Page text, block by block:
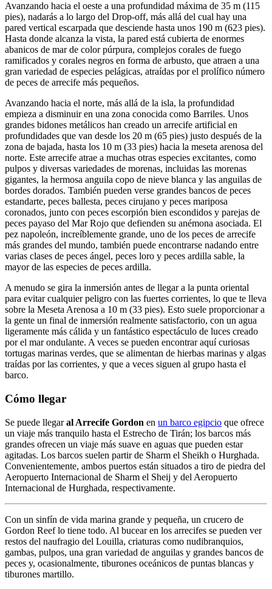
Avanzando hacia el oeste a una profundidad máxima de 35 m (115
pies), nadarás a lo largo del Drop-off, más allá del cual hay una
pared vertical escarpada que desciende hasta unos 190 m (623 pies).
Hasta donde alcanza la vista, la pared está cubierta de enormes
abanicos de mar de color púrpura, complejos corales de fuego
ramificados y corales negros en forma de arbusto, que atraen a una
gran variedad de especies pelágicas, atraídas por el prolífico número
de peces de arrecife más pequeños.
Avanzando hacia el norte, más allá de la isla, la profundidad
empieza a disminuir en una zona conocida como Barriles. Unos
grandes bidones metálicos han creado un arrecife artificial en
profundidades que van desde los 20 m (65 pies) justo después de la
zona de bajada, hasta los 10 m (33 pies) hacia la meseta arenosa del
norte. Este arrecife atrae a muchas otras especies excitantes, como
pulpos y diversas variedades de morenas, incluidas las morenas
gigantes, la hermosa anguila copo de nieve blanca y las anguilas de
bordes dorados. También pueden verse grandes bancos de peces
estandarte, peces ballesta, peces cirujano y peces mariposa
coronados, junto con peces escorpión bien escondidos y parejas de
peces payaso del Mar Rojo que defienden su anémona asociada. El
pez napoleón, increíblemente grande, uno de los peces de arrecife
más grandes del mundo, también puede encontrarse nadando entre
varias clases de peces ángel, peces loro y peces ardilla sable, la
mayor de las especies de peces ardilla.
A menudo se gira la inmersión antes de llegar a la punta oriental
para evitar cualquier peligro con las fuertes corrientes, lo que te lleva
sobre la Meseta Arenosa a 10 m (33 pies). Esto suele proporcionar a
la gente un final de inmersión realmente satisfactorio, con un agua
ligeramente más cálida y un fantástico espectáculo de luces creado
por el mar ondulante. A veces se pueden encontrar aquí curiosas
tortugas marinas verdes, que se alimentan de hierbas marinas y algas
traídas por las corrientes, y que a veces siguen al grupo hasta el
barco.
Cómo llegar
Se puede llegaral Arrecife Gordon en un barco egipcio que ofrece
un viaje más tranquilo hasta el Estrecho de Tirán; los barcos más
grandes ofrecen un viaje más suave en aguas que pueden estar
agitadas. Los barcos suelen partir de Sharm el Sheikh o Hurghada.
Convenientemente, ambos puertos están situados a tiro de piedra del
Aeropuerto Internacional de Sharm el Sheij y del Aeropuerto
Internacional de Hurghada, respectivamente.
Con un sinfín de vida marina grande y pequeña, un crucero de
Gordon Reef lo tiene todo. Al bucear en los arrecifes se pueden ver
restos del naufragio del Louilla, criaturas como nudibranquios,
gambas, pulpos, una gran variedad de anguilas y grandes bancos de
peces y, ocasionalmente, tiburones oceánicos de puntas blancas y
tiburones martillo.